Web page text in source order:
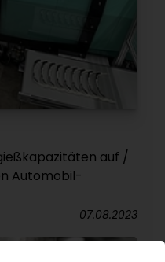
auf /
Automobil-
07.08.2023